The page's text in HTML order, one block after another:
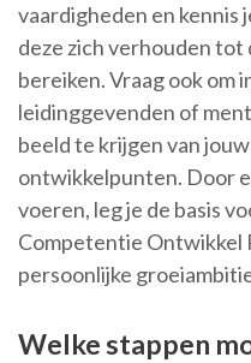
vaardigheden en kennis
deze zich verhouden tot
bereiken. Vraag ook om
leidinggevenden of
beeld te krijgen van
ontwikkelpunten. Door
voeren, leg je de basis
Competentie Ontwikkel
persoonlijke
Welke stappen